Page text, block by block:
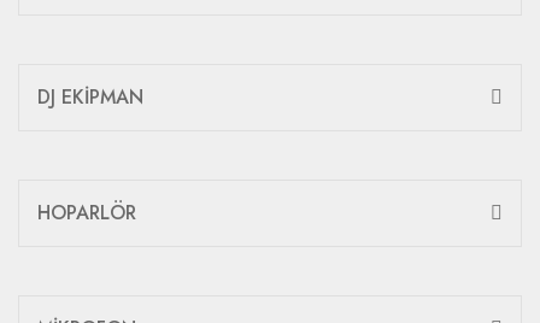
DJ EKİPMAN
HOPARLÖR